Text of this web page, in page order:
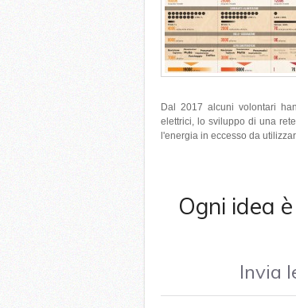
Dal 2017 alcuni volontari
elettrici, lo sviluppo di una
l'energia in eccesso da
Ogni idea
Invia